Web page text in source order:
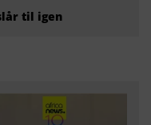
til igen